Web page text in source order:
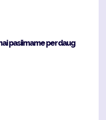
pasiimame per daug